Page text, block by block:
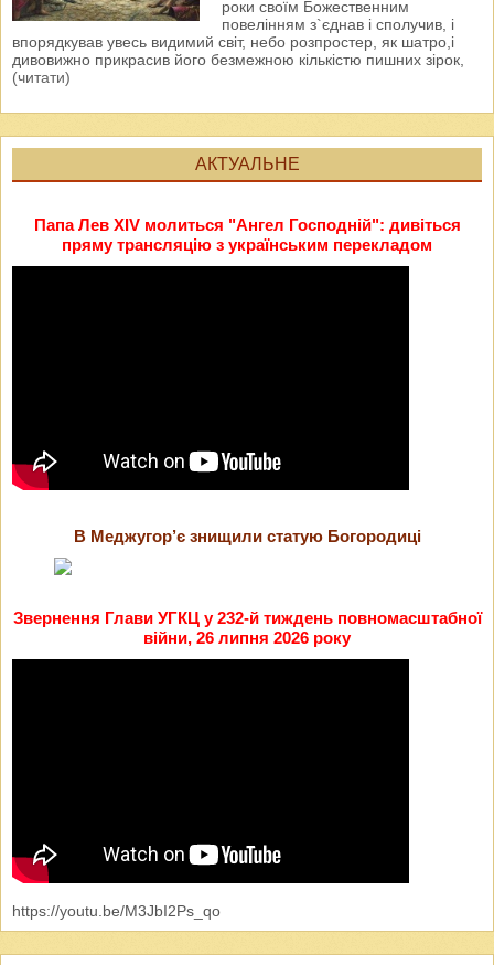
роки своїм Божественним
повелінням з`єднав і сполучив, і
впорядкував увесь видимий світ, небо розпростер, як шатро,і
дивовижно прикрасив його безмежною кількістю пишних зірок,
(читати)
АКТУАЛЬНЕ
Папа Лев XIV молиться "Ангел Господній": дивіться
пряму трансляцію з українським перекладом
В Меджугор’є знищили статую Богородиці
Звернення Глави УГКЦ у 232-й тиждень повномасштабної
війни, 26 липня 2026 року
https://youtu.be/M3JbI2Ps_qo